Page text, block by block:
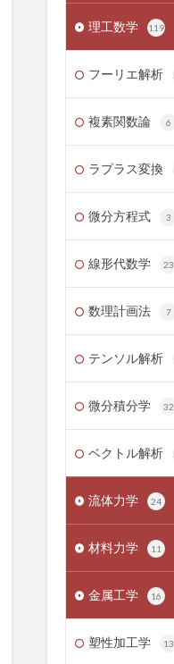
理工数学 119
フーリエ解析
複素関数論 6
ラプラス変換
微分方程式 3
線形代数学 23
数理計画法 7
テンソル解析
微分積分学 32
ベクトル解析
流体力学 24
材料力学 11
金属工学 16
塑性加工学 13